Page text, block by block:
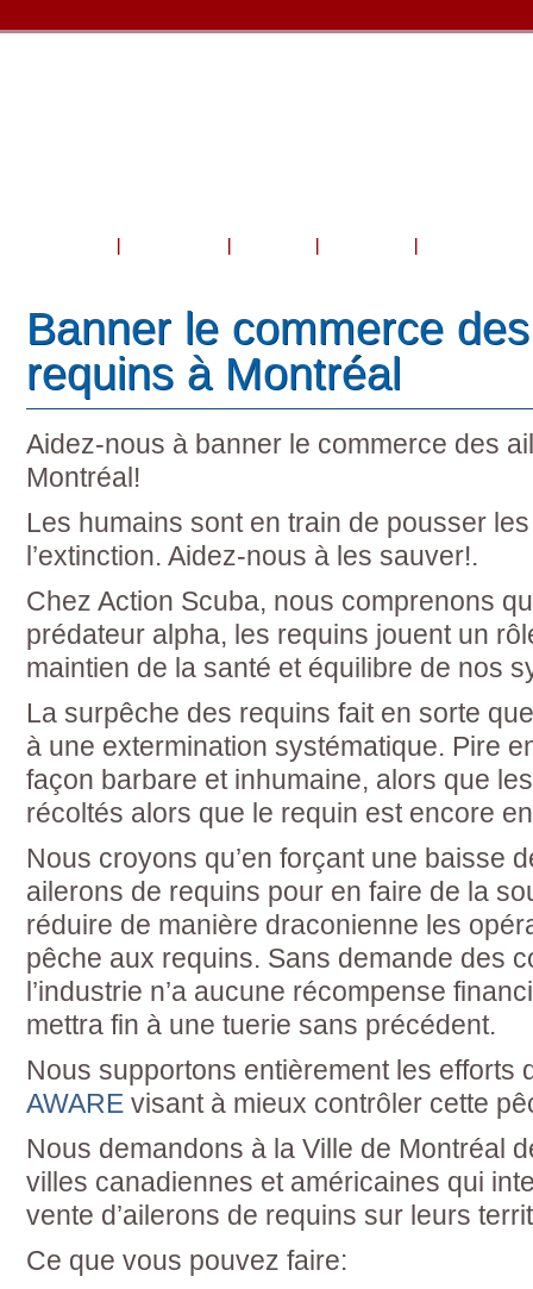
Banner le commerce
requins à Montréal
Aidez-nous à banner le commerce des
Montréal!
Les humains sont en train de pousser
l’extinction. Aidez-nous à les sauver!.
Chez Action Scuba, nous comprenons
prédateur alpha, les requins jouent un
maintien de la santé et équilibre de nos
La surpêche des requins fait en sorte
à une extermination systématique. Pire
façon barbare et inhumaine, alors que
récoltés alors que le requin est encore
Nous croyons qu’en forçant une baisse
ailerons de requins pour en faire de la
réduire de manière draconienne les
pêche aux requins. Sans demande des
l’industrie n’a aucune récompense
mettra fin à une tuerie sans précédent.
Nous supportons entièrement les efforts
AWARE visant à mieux contrôler cette
Nous demandons à la Ville de Montréal
villes canadiennes et américaines qui
vente d’ailerons de requins sur leurs
Ce que vous pouvez faire: